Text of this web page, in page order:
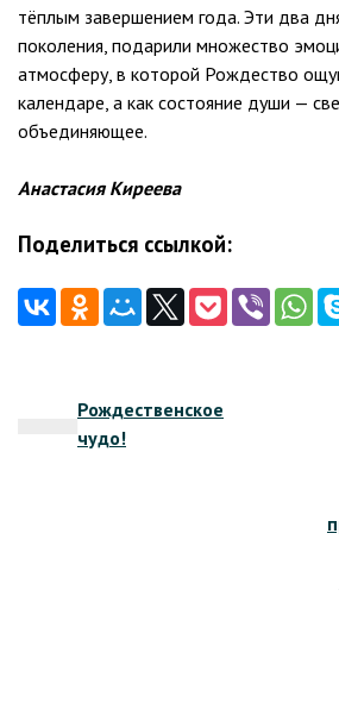
тёплым завершением года. Эти два
поколения, подарили множество
атмосферу, в которой Рождество
календаре, а как состояние души —
объединяющее.
Анастасия Киреева
Поделиться ссылкой:
Рождественское
чудо!